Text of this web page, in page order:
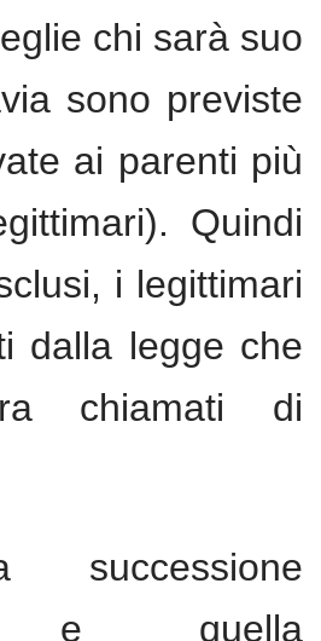
chi sarà suo
sono previste
ai parenti più
Quindi
i legittimari
dalla legge che
chiamati di
e quella